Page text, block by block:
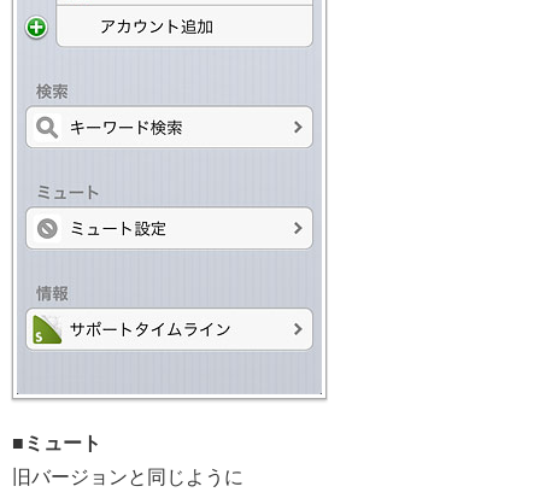
■ミュート
旧バージョンと同じように